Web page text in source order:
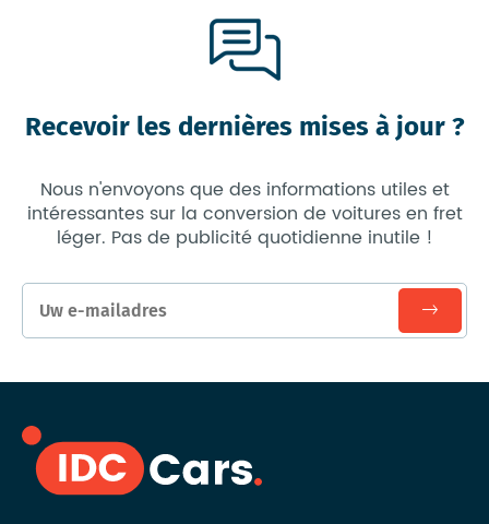
Recevoir les dernières mises à jour ?
Nous n'envoyons que des informations utiles et
intéressantes sur la conversion de voitures en fret
léger. Pas de publicité quotidienne inutile !